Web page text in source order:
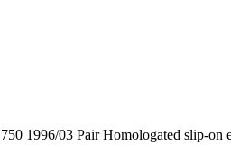
1996/03 Pair Homologated slip-on